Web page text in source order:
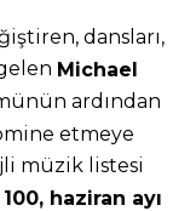
dansları,
Michael
ardından
etmeye
müzik listesi
haziran ayı